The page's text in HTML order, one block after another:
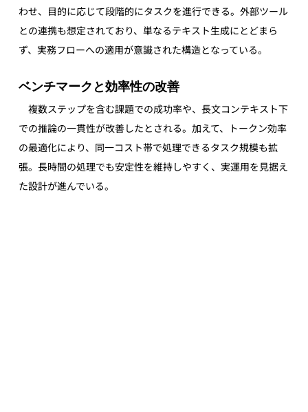
わせ、目的に応じて段階的にタスクを進行できる。外部ツール
との連携も想定されており、単なるテキスト生成にとどまら
ず、実務フローへの適用が意識された構造となっている。
ベンチマークと効率性の改善
複数ステップを含む課題での成功率や、長文コンテキスト下
での推論の一貫性が改善したとされる。加えて、トークン効率
の最適化により、同一コスト帯で処理できるタスク規模も拡
張。長時間の処理でも安定性を維持しやすく、実運用を見据え
た設計が進んでいる。